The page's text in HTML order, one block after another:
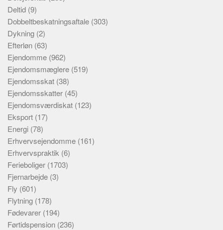
Deltid (9)
Dobbeltbeskatningsaftale (303)
Dykning (2)
Efterløn (63)
Ejendomme (962)
Ejendomsmæglere (519)
Ejendomsskat (38)
Ejendomsskatter (45)
Ejendomsværdiskat (123)
Eksport (17)
Energi (78)
Erhvervsejendomme (161)
Erhvervspraktik (6)
Ferieboliger (1703)
Fjernarbejde (3)
Fly (601)
Flytning (178)
Fødevarer (194)
Førtidspension (236)